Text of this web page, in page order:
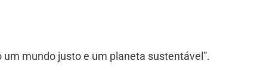
mundo justo e um planeta sustentável”.